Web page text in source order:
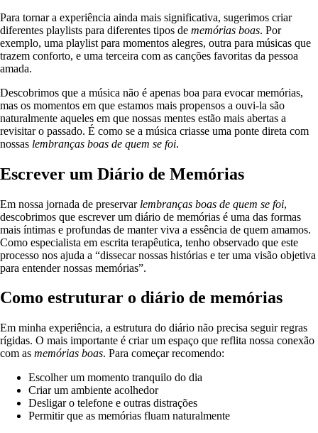
Para tornar a experiência ainda mais significativa, sugerimos criar
diferentes playlists para diferentes tipos de memórias boas. Por
exemplo, uma playlist para momentos alegres, outra para músicas que
trazem conforto, e uma terceira com as canções favoritas da pessoa
amada.
Descobrimos que a música não é apenas boa para evocar memórias,
mas os momentos em que estamos mais propensos a ouvi-la são
naturalmente aqueles em que nossas mentes estão mais abertas a
revisitar o passado. É como se a música criasse uma ponte direta com
nossas lembranças boas de quem se foi.
Escrever um Diário de Memórias
Em nossa jornada de preservar lembranças boas de quem se foi,
descobrimos que escrever um diário de memórias é uma das formas
mais íntimas e profundas de manter viva a essência de quem amamos.
Como especialista em escrita terapêutica, tenho observado que este
processo nos ajuda a “dissecar nossas histórias e ter uma visão objetiva
para entender nossas memórias”.
Como estruturar o diário de memórias
Em minha experiência, a estrutura do diário não precisa seguir regras
rígidas. O mais importante é criar um espaço que reflita nossa conexão
com as memórias boas. Para começar recomendo:
Escolher um momento tranquilo do dia
Criar um ambiente acolhedor
Desligar o telefone e outras distrações
Permitir que as memórias fluam naturalmente